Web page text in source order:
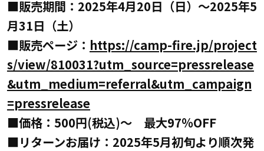
■販売期間：2025年4月20日（日）～2025年5
月31日（土）
■販売ページ： https://camp-fire.jp/project
s/view/810031?utm_source=pressrelease
&utm_medium=referral&utm_campaign
=pressrelease
■価格：500円(税込)～ 最大97％OFF
■リターンお届け：2025年5月初旬より順次発